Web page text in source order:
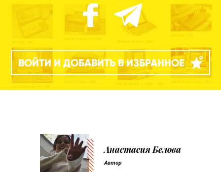
ВОЙТИ И ДОБАВИТЬ В ИЗБРАННОЕ
Анастасия Белова
Автор